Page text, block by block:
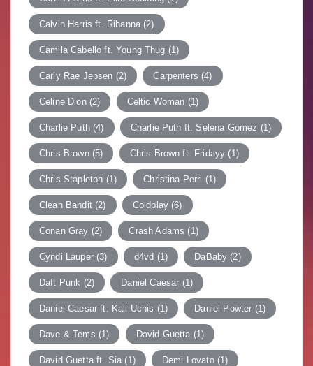
Calvin Harris ft. Rihanna (2)
Camila Cabello ft. Young Thug (1)
Carly Rae Jepsen (2) Carpenters (4)
Celine Dion(2) Celtic Woman (1)
Charlie Puth(4) Charlie Puth ft. Selena Gomez (1)
Chris Brown(5) Chris Brown ft. Fridayy (1)
Chris Stapleton (1) Christina Perri (1)
Clean Bandit(2) Coldplay (6)
Conan Gray (2) Crash Adams (1)
Cyndi Lauper(3) d4vd (1) DaBaby (2)
Daft Punk (2) Daniel Caesar (1)
Daniel Caesar ft. Kali Uchis (1) Daniel Powter (1)
Dave & Tems (1) David Guetta (1)
David Guetta ft. Sia (1) Demi Lovato(1)